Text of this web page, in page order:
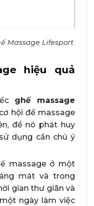
Massage Lifesport
hiệu quả
ghế massage
hội để massage
để nó phát huy
dụng cần chú ý
massage ở một
mát và trong
gian thư giãn và
ngày làm việc